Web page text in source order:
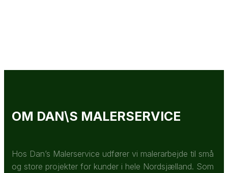
OM DAN\S MALERSERVICE
Hos Dan’s Malerservice udfører vi malerarbejde til små
og store projekter for kunder i hele Nordsjælland. Som